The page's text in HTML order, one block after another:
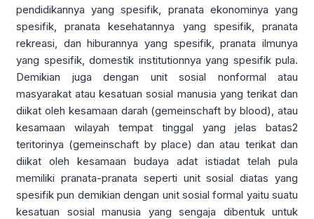
pendidikannya yang spesifik, pranata ekonominya yang
spesifik, pranata kesehatannya yang spesifik, pranata
rekreasi, dan hiburannya yang spesifik, pranata ilmunya
yang spesifik, domestik institutionnya yang spesifik pula.
Demikian juga dengan unit sosial nonformal atau
masyarakat atau kesatuan sosial manusia yang terikat dan
diikat oleh kesamaan darah (gemeinschaft by blood), atau
kesamaan wilayah tempat tinggal yang jelas batas2
teritorinya (gemeinschaft by place) dan atau terikat dan
diikat oleh kesamaan budaya adat istiadat telah pula
memiliki pranata-pranata seperti unit sosial diatas yang
spesifik pun demikian dengan unit sosial formal yaitu suatu
kesatuan sosial manusia yang sengaja dibentuk untuk